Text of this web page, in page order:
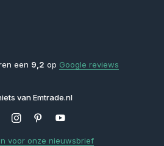
een 9,2 op Google reviews
van Emtrade.nl
voor onze nieuwsbrief